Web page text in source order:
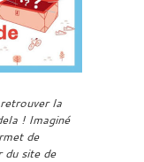
la
! Imaginé
de
du site de